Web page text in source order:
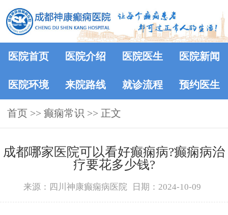
医院首页 医院介绍 医院医生 医院新闻
医院环境 来院路线 就诊流程 预约医生
首页 >> 癫痫常识 >> 正文
成都哪家医院可以看好癫痫病?癫痫病治
疗要花多少钱?
来源：四川神康癫痫病医院 日期：2024-10-09